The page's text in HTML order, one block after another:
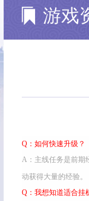
游戏
Q：如何快速升级？
A：主线任务是前期
动获得大量的经验。
Q：我想知道适合挂